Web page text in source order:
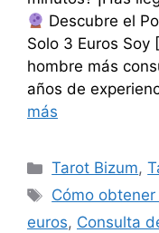
Descubre el
Solo 3 Euros
hombre más
años de
más
Categorías
Tarot Bizum,
Etiquetas
Cómo
euros, Consulta